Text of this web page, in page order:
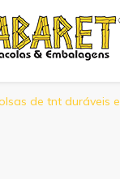
de tnt duráveis